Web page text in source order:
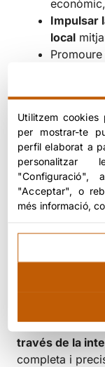
Impulsar
local
Empreses
També aporta
Localitzar
Detectar
Prendre
Millorar
En ambdós
través de la
completa i
Utilitzem
per mostrar-te
perfil elaborat a
personalitzar
"Configuració",
"Acceptar", o
més informació,